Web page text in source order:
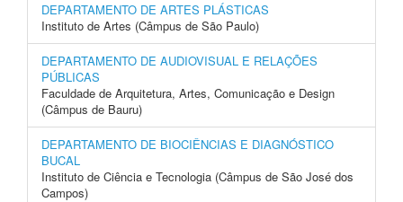
DEPARTAMENTO DE ARTES PLÁSTICAS
Instituto de Artes (Câmpus de São Paulo)
DEPARTAMENTO DE AUDIOVISUAL E RELAÇÕES
PÚBLICAS
Faculdade de Arquitetura, Artes, Comunicação e Design
(Câmpus de Bauru)
DEPARTAMENTO DE BIOCIÊNCIAS E DIAGNÓSTICO
BUCAL
Instituto de Ciência e Tecnologia (Câmpus de São José dos
Campos)